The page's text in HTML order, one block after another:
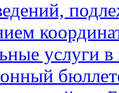
услуги в